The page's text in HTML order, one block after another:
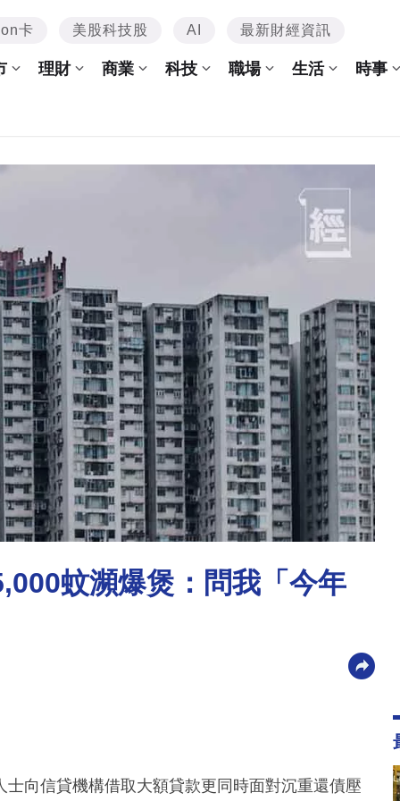
卡 美股科技股 AI 最新財經資訊
理財 商業 科技 職場 生活 時事
蚊瀕爆煲：問我「今年
向信貸機構借取大額貸款更同時面對沉重還債壓